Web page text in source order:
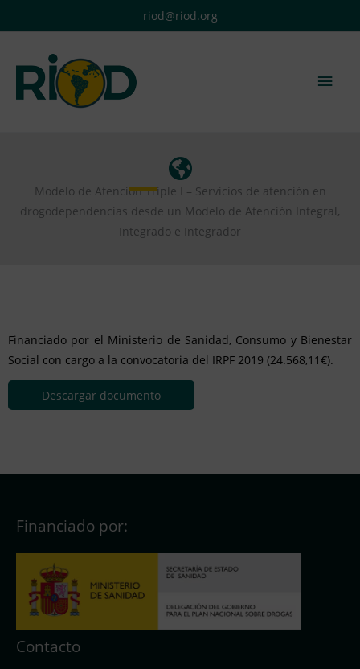
al
riod@riod.org
Modelo de Atención Triple I – Servicios de atención en
drogodependencias desde un Modelo de Atención Integral,
Integrado e Integrador
Financiado por el Ministerio de Sanidad, Consumo y Bienestar
Social con cargo a la convocatoria del IRPF 2019 (24.568,11€).
Descargar documento
Financiado por:
Contacto